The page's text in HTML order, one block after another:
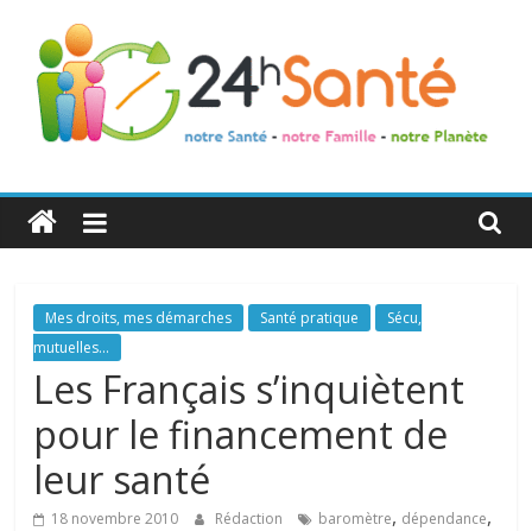
24h
Santé
La
santé
de
toute
famille
Mes droits, mes démarches Santé pratique
Sécu,
mutuelles...
Les Français s’inquiètent
pour le financement de
leur santé
18 novembre 2010 Rédaction baromètre, dépendance,